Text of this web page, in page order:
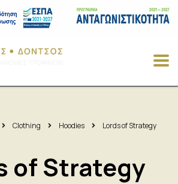
Clothing Hoodies Lords of Strategy
of Strategy